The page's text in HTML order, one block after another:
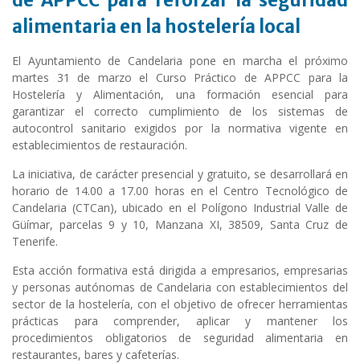
alimentaria en la hostelería local
El Ayuntamiento de Candelaria pone en marcha el próximo
martes 31 de marzo el Curso Práctico de APPCC para la
Hostelería y Alimentación, una formación esencial para
garantizar el correcto cumplimiento de los sistemas de
autocontrol sanitario exigidos por la normativa vigente en
establecimientos de restauración.
La iniciativa, de carácter presencial y gratuito, se desarrollará en
horario de 14.00 a 17.00 horas en el Centro Tecnológico de
Candelaria (CTCan), ubicado en el Polígono Industrial Valle de
Güímar, parcelas 9 y 10, Manzana XI, 38509, Santa Cruz de
Tenerife.
Esta acción formativa está dirigida a empresarios, empresarias
y personas autónomas de Candelaria con establecimientos del
sector de la hostelería, con el objetivo de ofrecer herramientas
prácticas para comprender, aplicar y mantener los
procedimientos obligatorios de seguridad alimentaria en
restaurantes, bares y cafeterías.